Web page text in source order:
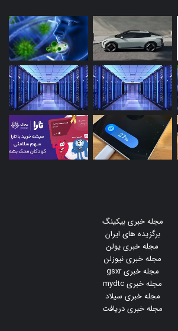
مجله خبری بیکینگ
برگزیده های ایران
مجله خبری یولن
مجله خبری نیوزلن
مجله خبری gsxr
مجله خبری mydtc
مجله خبری سیلاد
مجله خبری دریافت